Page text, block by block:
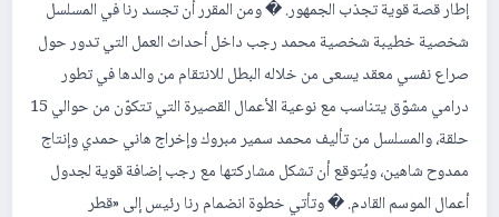
إطار قصة قوية تجذب الجمهور. � ومن المقرر أن تجسد رنا في المسلسل
شخصية خطيبة شخصية محمد رجب داخل أحداث العمل التي تدور حول
صراع نفسي معقد يسعى من خلاله البطل للانتقام من والدها في تطور
درامي مشوّق يتناسب مع نوعية الأعمال القصيرة التي تتكوّن من حوالي 15
حلقة، والمسلسل من تأليف محمد سمير مبروك وإخراج هاني حمدي وإنتاج
ممدوح شاهين، ويُتوقع أن تشكل مشاركتها مع رجب إضافة قوية لجدول
أعمال الموسم القادم. � وتأتي خطوة انضمام رنا رئيس إلى «قطر